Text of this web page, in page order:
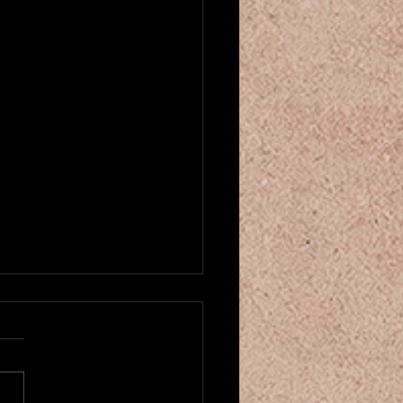
（火）からカマレホウジ